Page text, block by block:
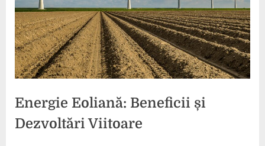
Energie Eoliană: Beneficii și
Dezvoltări Viitoare